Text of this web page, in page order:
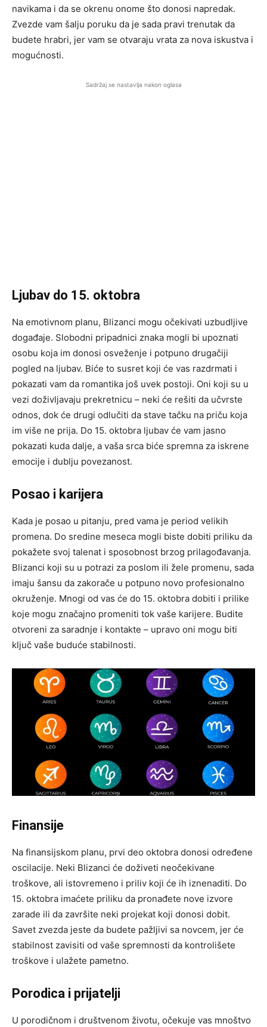
navikama i da se okrenu onome što donosi napredak.
Zvezde vam šalju poruku da je sada pravi trenutak da
budete hrabri, jer vam se otvaraju vrata za nova iskustva i
mogućnosti.
Sadržaj se nastavlja nakon oglasa
Ljubav do 15. oktobra
Na emotivnom planu, Blizanci mogu očekivati uzbudljive
događaje. Slobodni pripadnici znaka mogli bi upoznati
osobu koja im donosi osveženje i potpuno drugačiji
pogled na ljubav. Biće to susret koji će vas razdrmati i
pokazati vam da romantika još uvek postoji. Oni koji su u
vezi doživljavaju prekretnicu – neki će rešiti da učvrste
odnos, dok će drugi odlučiti da stave tačku na priču koja
im više ne prija. Do 15. oktobra ljubav će vam jasno
pokazati kuda dalje, a vaša srca biće spremna za iskrene
emocije i dublju povezanost.
Posao i karijera
Kada je posao u pitanju, pred vama je period velikih
promena. Do sredine meseca mogli biste dobiti priliku da
pokažete svoj talenat i sposobnost brzog prilagođavanja.
Blizanci koji su u potrazi za poslom ili žele promenu, sada
imaju šansu da zakorače u potpuno novo profesionalno
okruženje. Mnogi od vas će do 15. oktobra dobiti i prilike
koje mogu značajno promeniti tok vaše karijere. Budite
otvoreni za saradnje i kontakte – upravo oni mogu biti
ključ vaše buduće stabilnosti.
Finansije
Na finansijskom planu, prvi deo oktobra donosi određene
oscilacije. Neki Blizanci će doživeti neočekivane
troškove, ali istovremeno i priliv koji će ih iznenaditi. Do
15. oktobra imaćete priliku da pronađete nove izvore
zarade ili da završite neki projekat koji donosi dobit.
Savet zvezda jeste da budete pažljivi sa novcem, jer će
stabilnost zavisiti od vaše spremnosti da kontrolišete
troškove i ulažete pametno.
Porodica i prijatelji
U porodičnom i društvenom životu, očekuje vas mnoštvo